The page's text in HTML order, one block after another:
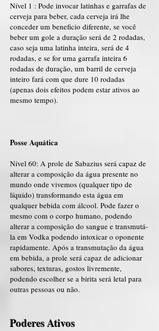
Nível 1 : Pode invocar latinhas e garrafas de
cerveja para beber, cada cerveja irá lhe
conceder um beneficio diferente, se você
beber um gole a duração será de 2 rodadas,
caso seja uma latinha inteira, será de 4
rodadas, e se for uma garrafa inteira 6
rodadas de duração, um barril de cerveja
inteiro fará com que dure 10 rodadas
(apenas dois efeitos podem estar ativos ao
mesmo tempo).
Posse Aquática
Nível 60: A prole de Sabazius será capaz de
alterar a composição da água presente no
mundo onde vivemos (qualquer tipo de
líquido) transformando esta água em
qualquer bebida com álcool. Pode fazer o
mesmo com o corpo humano, podendo
alterar a composição do sangue e transmutá-
la em Vodka podendo intoxicar o oponente
rapidamente. Após a transmutação da água
em bebida, a prole será capaz de adicionar
sabores, texturas, gostos livremente,
podendo escolher se a birita será letal para
outras pessoas ou não.
Poderes Ativos